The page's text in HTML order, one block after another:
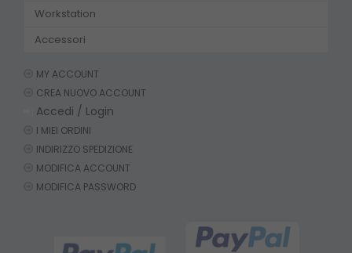
Workstation
Accessori
MY ACCOUNT
CREA NUOVO ACCOUNT
Accedi / Login
I MIEI ORDINI
INDIRIZZO SPEDIZIONE
MODIFICA ACCOUNT
MODIFICA PASSWORD